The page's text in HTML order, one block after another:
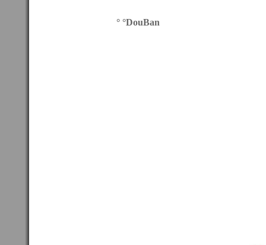
° °DouBan